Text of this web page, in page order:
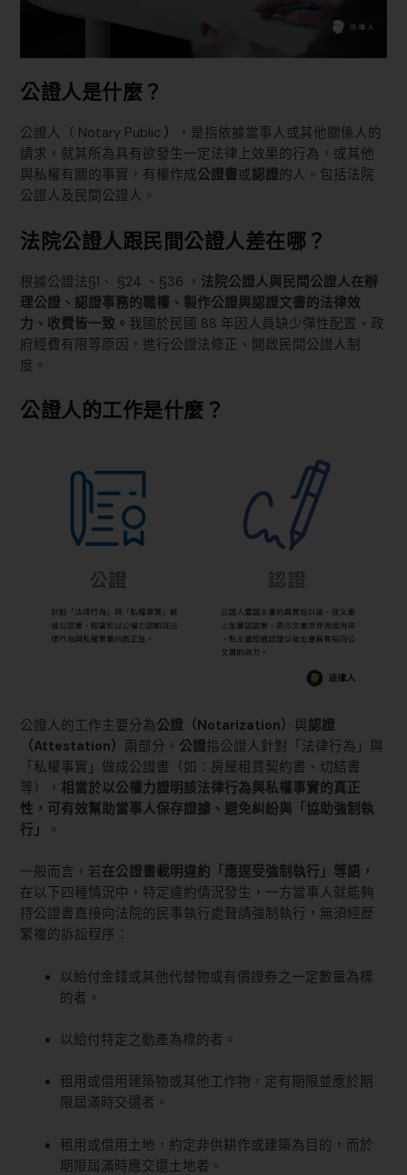
公證人是什麼？
公證人（ Notary Public ）
，是指依據當事人或其他關係人的
請求，就其所為具有欲發生一定法律上效果的行為，或其他
與私權有關的事實，有權作成公證書或 認證的人。包括法院
公證人及民間公證人。
法院公證人跟民間公證人差在哪？
根據公證法§1 、 §24 、 §36 ， 法院公證人與民間公證人在辦
理公證、認證事務的職權、製作公證與認證文書的法律效
力、收費皆一致。 我國於民國 88 年因人員缺少彈性配置、政
府經費有限等原因，進行公證法修正、開啟民間公證人制
度。
公證人的工作是什麼？
公證人的工作主要分為公證（Notarization） 與認證
（Attestation） 兩部分。 公證指公證人針對「法律行為」與
「私權事實」做成公證書（如：房屋租賃契約書、切結書
等）， 相當於以公權力證明該法律行為與私權事實的真正
性，可有效幫助當事人保存證據、避免糾紛與「協助強制執
行」
。
一般而言，若在公證書載明違約「應逕受強制執行」等語，
在以下四種情況中，特定違約情況發生，一方當事人就能夠
持公證書直接向法院的民事執行處聲請強制執行，無須經歷
繁複的訴訟程序：
以給付金錢或其他代替物或有價證券之一定數量為標
的者。
以給付特定之動產為標的者。
租用或借用建築物或其他工作物，定有期限並應於期
限屆滿時交還者。
租用或借用土地，約定非供耕作或建築為目的，而於
期限屆滿時應交還土地者。